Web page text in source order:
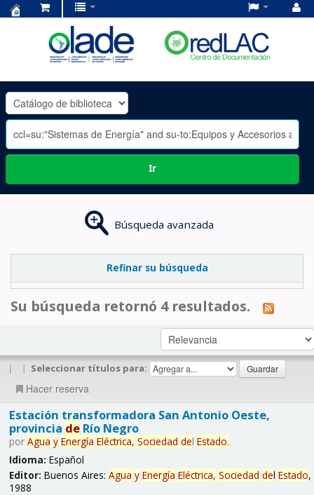
OLADE
-
Ir
Búsqueda avanzada
Refinar su búsqueda
Su búsqueda retornó 4 resultados.
| | Seleccionar títulos para:
Hacer reserva
Estación transformadora San Antonio Oeste,
provincia deRío Negro
por Agua y Energía Eléctrica, Sociedad del Estado.
Idioma: Español
Editor: Buenos Aires: Agua y Energía Eléctrica, Sociedad del Estado,
1988